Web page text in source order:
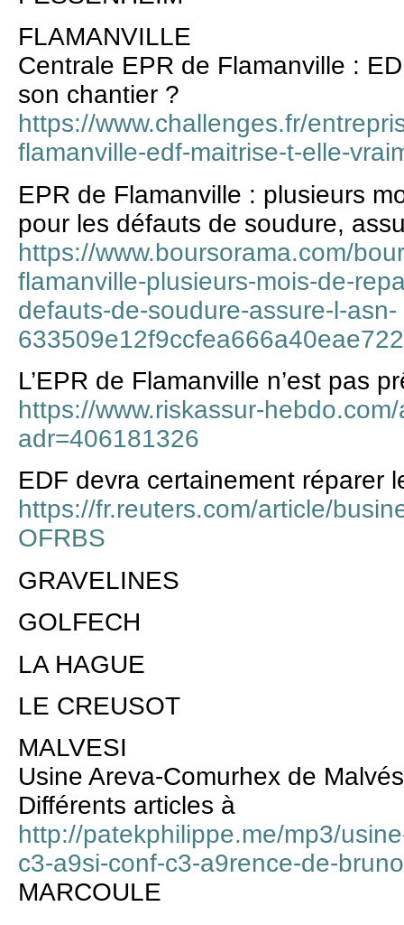
FLAMANVILLE
Centrale EPR de Flamanville :
son chantier ?
https://www.challenges.fr/
flamanville-edf-maitrise-t-elle-
EPR de Flamanville : plusieurs
pour les défauts de soudure,
https://www.boursorama.com/
flamanville-plusieurs-mois-de-
defauts-de-soudure-assure-l-asn-
L’EPR de Flamanville n’est pas
https://www.riskassur-
adr=406181326
EDF devra certainement réparer
https://fr.reuters.com/article/
OFRBS
GRAVELINES
GOLFECH
LA HAGUE
LE CREUSOT
MALVESI
Usine Areva-Comurhex de
Différents articles à
http://patekphilippe.me/mp3/
c3-a9si-conf-c3-a9rence-de-
MARCOULE